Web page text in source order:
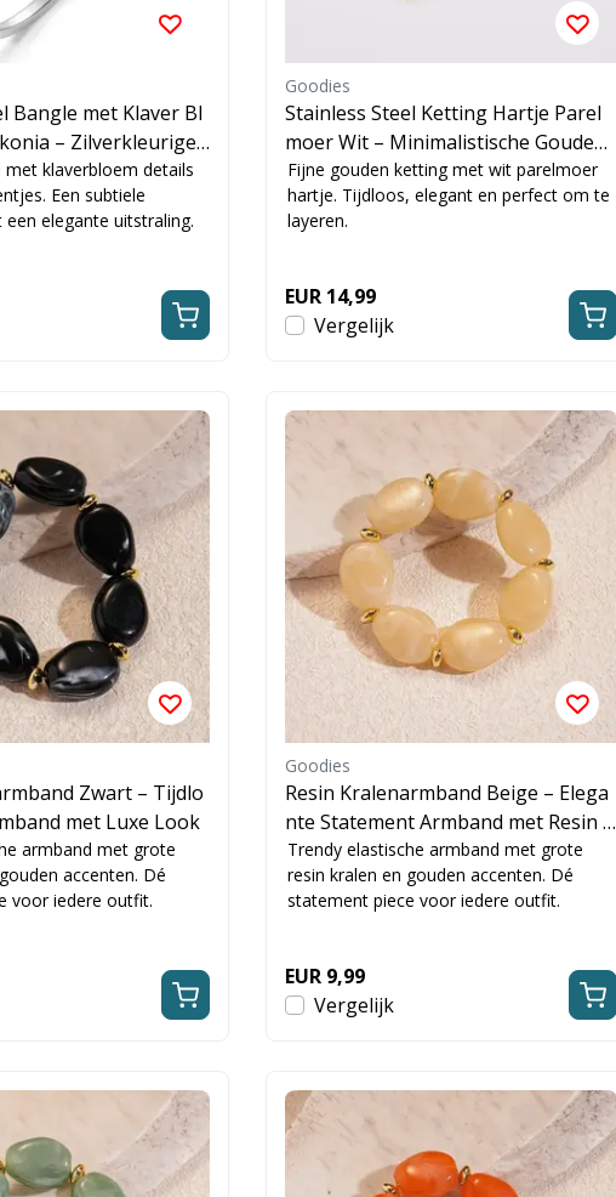
Bangle met Klaver Bl
– Zilverkleurige
met klaverbloem details
Een subtiele
elegante uitstraling.
Goodies
Stainless Steel Ketting Hartje Parel
moer Wit – Minimalistische Gouden
Ketting 40+5 cm
Fijne gouden ketting met wit parelmoer
hartje. Tijdloos, elegant en perfect om te
layeren.
EUR 14,99
Vergelijk
Zwart – Tijdlo
met Luxe Look
armband met grote
accenten. Dé
voor iedere outfit.
Goodies
Resin Kralenarmband Beige – Elega
nte Statement Armband met Resin K
ralen
Trendy elastische armband met grote
resin kralen en gouden accenten. Dé
statement piece voor iedere outfit.
EUR 9,99
Vergelijk